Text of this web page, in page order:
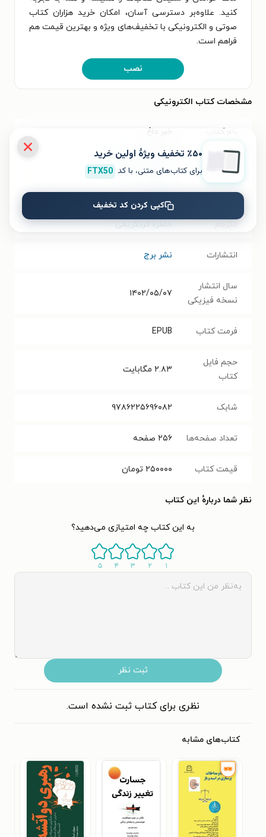
کنید. علاوه‌بر دسترسی آسان، امکان خرید هزاران کتاب
صوتی و الکترونیکی با تخفیف‌های ویژه و بهترین قیمت هم
فراهم است.
نصب
مشخصات کتاب الکترونیکی
نام کتاب خبر داغ
داستان خارجی
نویسنده اولین وو
مترجم خاطره‌ کردکریمی
انتشارات نشر برج
سال انتشار
نسخه فیزیکی
۱۴۰۲/۰۵/۰۷
فرمت کتاب EPUB
حجم فایل
کتاب
۲.۸۳ مگابایت
شابک ۹۷۸۶۲۲۵۶۹۶۰۸۲
تعداد صفحه‌ها ۲۵۶ صفحه
قیمت کتاب ۲۵۰۰۰۰ تومان
نظر شما دربارهٔ این کتاب
به این کتاب چه امتیازی می‌دهید؟
۱ ۲ ۳ ۴ ۵
ثبت نظر
نظری برای کتاب ثبت نشده است.
کتاب‌های مشابه
٪۵۰ تخفیف ویژۀ اولین خرید
برای کتاب‌های متنی، با کد FTX50
کپی کردن کد تخفیف